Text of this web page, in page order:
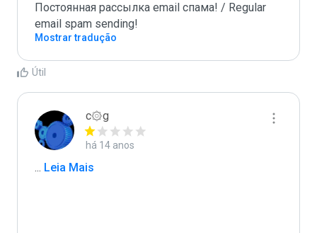
Постоянная рассылка email спама! / Regular
email spam sending!
Mostrar tradução
Útil
c۞g
há 14 anos
... Leia Mais